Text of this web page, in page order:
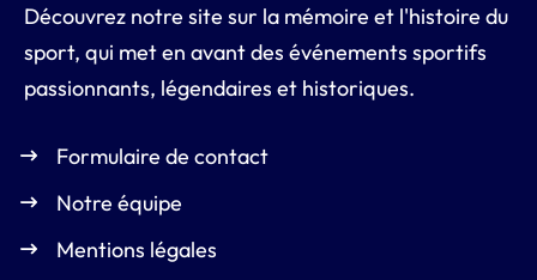
Découvrez notre site sur la mémoire et l'histoire du
sport, qui met en avant des événements sportifs
passionnants, légendaires et historiques.
Formulaire de contact
Notre équipe
Mentions légales